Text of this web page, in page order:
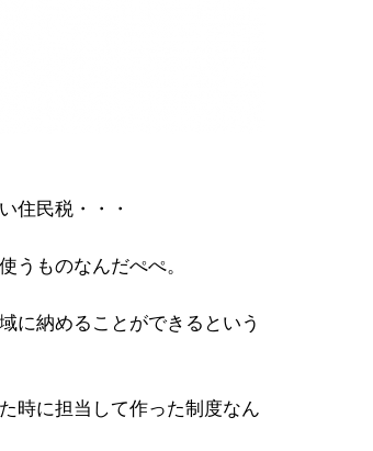
住民税・・・
うものなんだぺぺ。
に納めることができるという
時に担当して作った制度なん